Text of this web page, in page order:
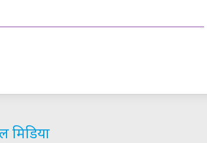
मिडिया